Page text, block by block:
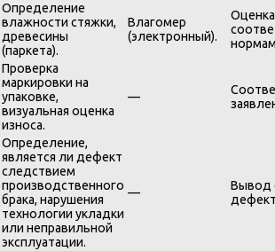
Определение
влажности стяжки,
древесины
(паркета).
Влагомер
(электронный).
Оценка
Проверка
маркировки на
упаковке,
визуальная оценка
износа.
—
Определение,
является ли дефект
следствием
производственного
брака, нарушения
технологии укладки
или неправильной
эксплуатации.
—
Вывод